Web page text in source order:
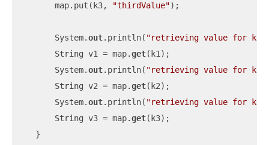
        map.put(k3,
"thirdValue");
        System.
out.println( "retrieving value for k1"
        String v1 = map.
get(k1);
        System.
out.println( "retrieving value for k2"
        String v2 = map.
get(k2);
        System.
out.println( "retrieving value for k3"
        String v3 = map.
get(k3);
    }